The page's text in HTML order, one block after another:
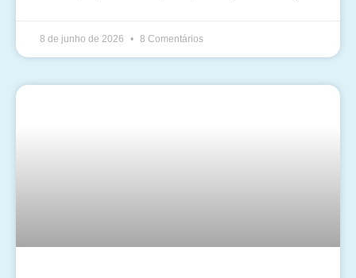
8 de junho de 2026 8 Comentários